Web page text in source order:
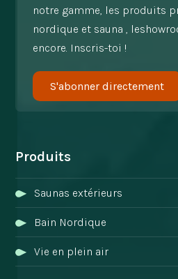
notre gamme, les produits
nordique et sauna ,
encore. Inscris-toi !
S'abonner directement
Produits
Saunas extérieurs
Bain Nordique
Vie en plein air